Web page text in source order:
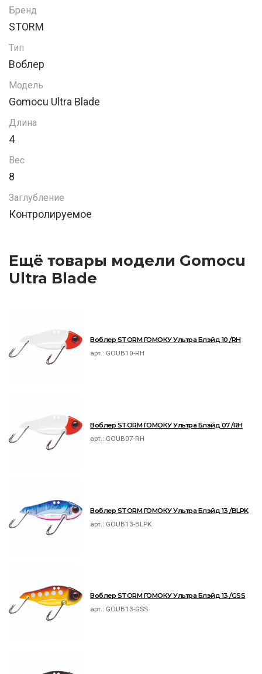
Бренд
STORM
Тип
Воблер
Модель
Gomocu Ultra Blade
Длина
4
Вес
8
Заглубление
Контролируемое
Ещё товары модели Gomocu
Ultra Blade
Воблер STORM ГОМОКУ Ультра Блэйд 10 /RH
арт.: GOUB10-RH
Воблер STORM ГОМОКУ Ультра Блэйд 07 /RH
арт.: GOUB07-RH
Воблер STORM ГОМОКУ Ультра Блэйд 13 /BLPK
арт.: GOUB13-BLPK
Воблер STORM ГОМОКУ Ультра Блэйд 13 /GSS
арт.: GOUB13-GSS